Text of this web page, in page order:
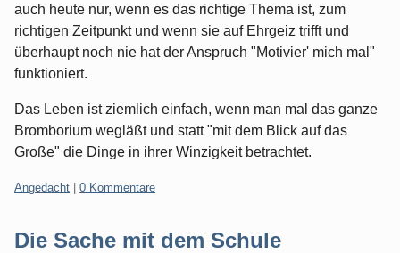
auch heute nur, wenn es das richtige Thema ist, zum
richtigen Zeitpunkt und wenn sie auf Ehrgeiz trifft und
überhaupt noch nie hat der Anspruch "Motivier' mich mal"
funktioniert.
Das Leben ist ziemlich einfach, wenn man mal das ganze
Bromborium wegläßt und statt "mit dem Blick auf das
Große" die Dinge in ihrer Winzigkeit betrachtet.
Kategorien:
Angedacht 0 Kommentare
Die Sache mit dem Schule